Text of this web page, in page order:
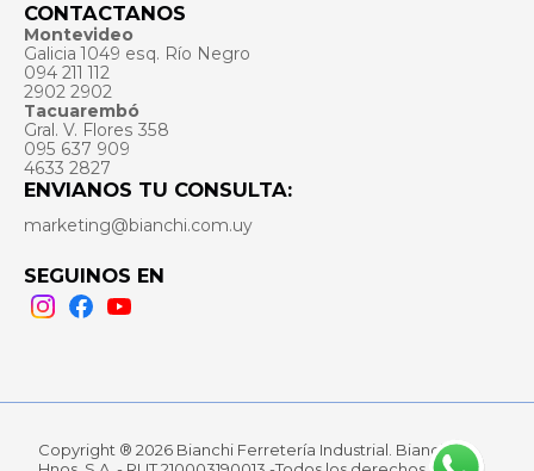
CONTACTANOS
Montevideo
Galicia 1049 esq. Río Negro
094 211 112
2902 2902
Tacuarembó
Gral. V. Flores 358
095 637 909
4633 2827
ENVIANOS TU CONSULTA:
marketing@bianchi.com.uy
SEGUINOS EN
Instagram
FacebookYoutube
Copyright ® 2026 Bianchi Ferretería Industrial. Bianchi